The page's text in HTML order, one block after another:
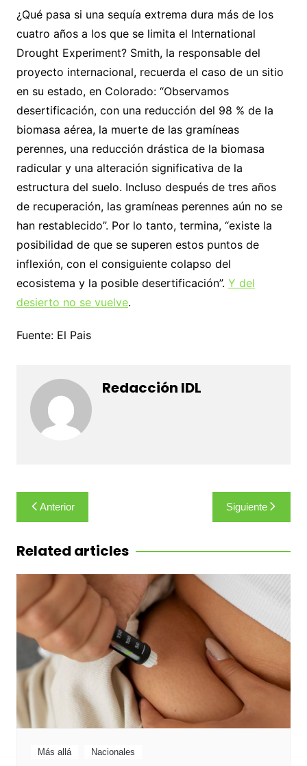
¿Qué pasa si una sequía extrema dura más de los
cuatro años a los que se limita el International
Drought Experiment? Smith, la responsable del
proyecto internacional, recuerda el caso de un sitio
en su estado, en Colorado: “Observamos
desertificación, con una reducción del 98 % de la
biomasa aérea, la muerte de las gramíneas
perennes, una reducción drástica de la biomasa
radicular y una alteración significativa de la
estructura del suelo. Incluso después de tres años
de recuperación, las gramíneas perennes aún no se
han restablecido”. Por lo tanto, termina, “existe la
posibilidad de que se superen estos puntos de
inflexión, con el consiguiente colapso del
ecosistema y la posible desertificación”. Y del
desierto no se vuelve.
Fuente: El Pais
Redacción IDL
Navegación
de
entradas
Anterior Siguiente
Related articles
Más allá Nacionales